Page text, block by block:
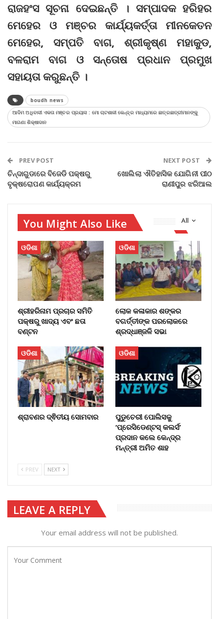
ରାଜହଂସ ସୂଚନା ଦେଇଛନ୍ତି । ସମ୍ପାଦକ ହରିହର
ମେହେର ଓ ମଞ୍ଚର କାର୍ଯ୍ୟକର୍ତ୍ତା ମୀନକେତନ
ମେହେର, ସମ୍ପତି ବାଗ, ଶ୍ରୀକୃଷ୍ଣ ମହାକୁଡ,
ବଳରାମ ବାଗ ଓ ସନ୍ତୋଷ ପ୍ରଧାନ ପ୍ରମୁଖ
ସହାୟତା କରୁଛନ୍ତି ।
boudh news
ଆଦିମ ଅଧିବାସୀ ଏକତା ମଞ୍ଚର ପ୍ରୟାସ : ମୋ ଚାଟଶାଳୀ କେନ୍ଦ୍ର ମାଧ୍ୟମରେ ଛାତ୍ରଛାତ୍ରୀମାନଙ୍କୁ
ମାଗଣା ଶିକ୍ଷାଦାନ
PREV POST
ଚିନ୍ଦାଗୁଡାରେ ବିଜେଡି ପକ୍ଷରୁ
ବୃକ୍ଷରୋପଣ କାର୍ଯ୍ୟକ୍ରମ
NEXT POST
ଖୋଲିଲା ଐତିହାସିକ ଯୋଗିନୀ ପୀଠ
ରାଣୀପୁର ଝରିଆଲ
All
You Might Also Like
ଓଡିଶା
ଶ୍ରୀହରିନାମ ପ୍ରଚାର ସମିତି
ପକ୍ଷରୁ ଖାଦ୍ୟ ଏବଂ ଛତା
ବଣ୍ଟନ
ଓଡିଶା
ଲୋକ କଳାକାର ଶଙ୍କର
ବଗର୍ତ୍ତୀଙ୍କ ପରଲୋକରେ
ଶ୍ରଦ୍ଧାଞ୍ଜଳି ସଭା
ଓଡିଶା
ଶ୍ରାବଣର ଦ୍ଵିତୀୟ ସୋମବାର
ଓଡିଶା
ପୁଡୁଚେରୀ ପୋଲିସକୁ
‘ପ୍ରେସିଡେଣ୍ଟସ୍ କଲର୍ସ’
ପ୍ରଦାନ କଲେ କେନ୍ଦ୍ର
ମନ୍ତ୍ରୀ ଅମିତ ଶାହ
PREV NEXT
LEAVE A REPLY
Your email address will not be published.